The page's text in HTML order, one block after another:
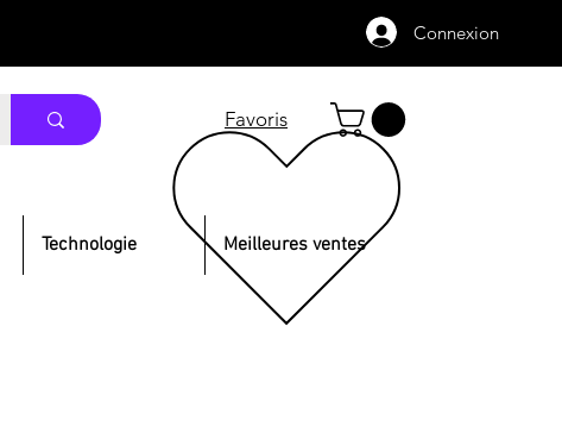
Connexion
Favoris
Technologie Meilleures ventes